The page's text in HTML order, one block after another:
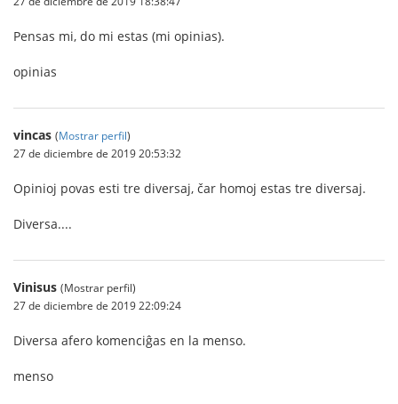
Pensas mi, do mi estas (mi opinias).
opinias
vincas (Mostrar perfil)
27 de diciembre de 2019 20:53:32
Opinioj povas esti tre diversaj, čar homoj estas tre diversaj.
Diversa....
Vinisus (Mostrar perfil)
27 de diciembre de 2019 22:09:24
Diversa afero komenciĝas en la menso.
menso